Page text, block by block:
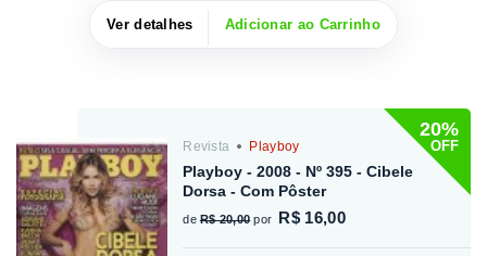
Ver detalhes Adicionar ao Carrinho
20%
OFF
Revista Playboy
Playboy - 2008 - Nº 395 - Cibele
Dorsa - Com Pôster
de R$ 20,00 por R$ 16,00